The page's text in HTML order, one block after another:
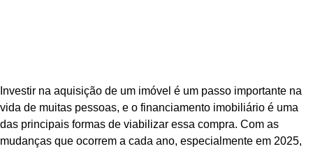
Investir na aquisição de um imóvel é um passo importante na
vida de muitas pessoas, e o financiamento imobiliário é uma
das principais formas de viabilizar essa compra. Com as
mudanças que ocorrem a cada ano, especialmente em 2025,